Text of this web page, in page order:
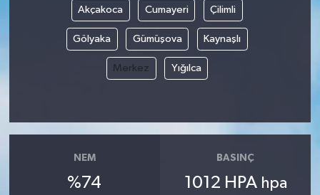
Akçakoca Cumayeri Çilimli
Gölyaka Gümüşova Kaynaşlı
Merkez Yığılca
NEM
%74
BASINÇ
1012 HPA hpa
Teknoloji
Etiketler